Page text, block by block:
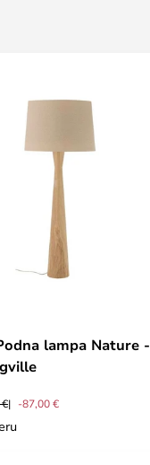
lampa Nature -
-87,00 €